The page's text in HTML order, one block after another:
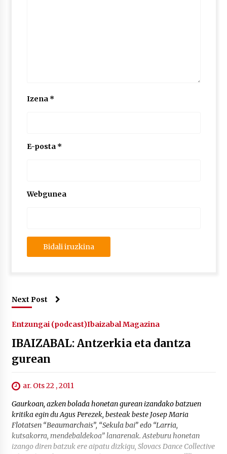
Izena *
E-posta *
Webgunea
Next Post
Entzungai (podcast)Ibaizabal Magazina
IBAIZABAL: Antzerkia eta dantza
gurean
ar. Ots 22 , 2011
Gaurkoan, azken bolada honetan gurean izandako batzuen
kritika egin du Agus Perezek, besteak beste Josep Maria
Flotatsen “Beaumarchais”, “Sekula bai” edo “Larria,
kutsakorra, mendebaldekoa” lanarenak. Asteburu honetan
izango diren batzuk ere aipatu dizkigu, Slovacs Dance Collective